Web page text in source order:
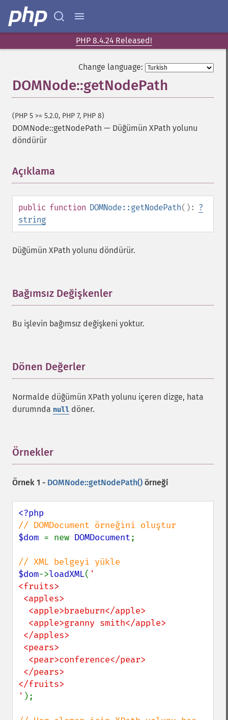
PHP 8.4.24 Released!
Change language:
DOMNode::getNodePath
(PHP 5 >= 5.2.0, PHP 7, PHP 8)
DOMNode::getNodePath — Düğümün XPath yolunu
döndürür
Açıklama
public function DOMNode::getNodePath(): ?
string
Düğümün XPath yolunu döndürür.
Bağımsız Değişkenler
Bu işlevin bağımsız değişkeni yoktur.
Dönen Değerler
Normalde düğümün XPath yolunu içeren dizge, hata
durumnda null döner.
Örnekler
Örnek 1 - DOMNode::getNodePath() örneği
$dom = new DOMDocument;
$dom->loadXML( '
<fruits>
</fruits>
' );